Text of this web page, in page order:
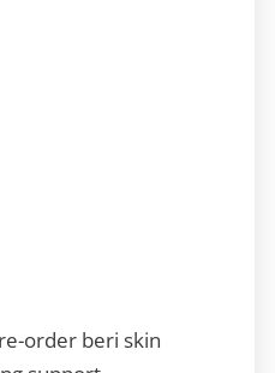
order beri skin